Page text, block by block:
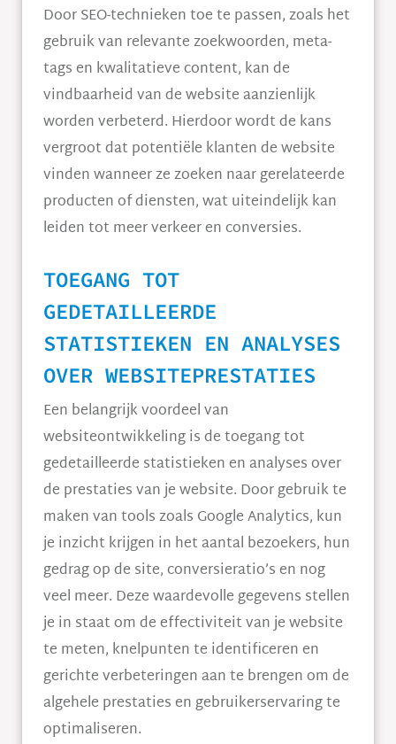
Door SEO-technieken toe te passen, zoals het
gebruik van relevante zoekwoorden, meta-
tags en kwalitatieve content, kan de
vindbaarheid van de website aanzienlijk
worden verbeterd. Hierdoor wordt de kans
vergroot dat potentiële klanten de website
vinden wanneer ze zoeken naar gerelateerde
producten of diensten, wat uiteindelijk kan
leiden tot meer verkeer en conversies.
TOEGANG TOT
GEDETAILLEERDE
STATISTIEKEN EN ANALYSES
OVER WEBSITEPRESTATIES
Een belangrijk voordeel van
websiteontwikkeling is de toegang tot
gedetailleerde statistieken en analyses over
de prestaties van je website. Door gebruik te
maken van tools zoals Google Analytics, kun
je inzicht krijgen in het aantal bezoekers, hun
gedrag op de site, conversieratio’s en nog
veel meer. Deze waardevolle gegevens stellen
je in staat om de effectiviteit van je website
te meten, knelpunten te identificeren en
gerichte verbeteringen aan te brengen om de
algehele prestaties en gebruikerservaring te
optimaliseren.